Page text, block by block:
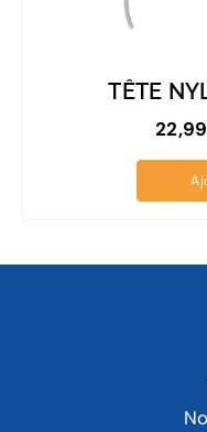
TÊTE
22,99